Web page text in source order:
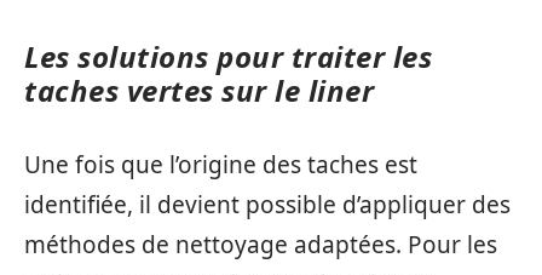
Les solutions pour traiter les
taches vertes sur le liner
Une fois que l’origine des taches est
identifiée, il devient possible d’appliquer des
méthodes de nettoyage adaptées. Pour les